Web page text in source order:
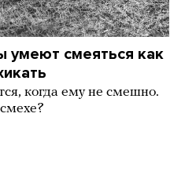
умеют смеяться как
когда ему не смешно.